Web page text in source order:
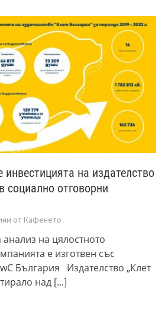
на издателство
социално отговорни
от Кафенето
на цялостното
е изготвен със
България Издателство „Клет
над [...]